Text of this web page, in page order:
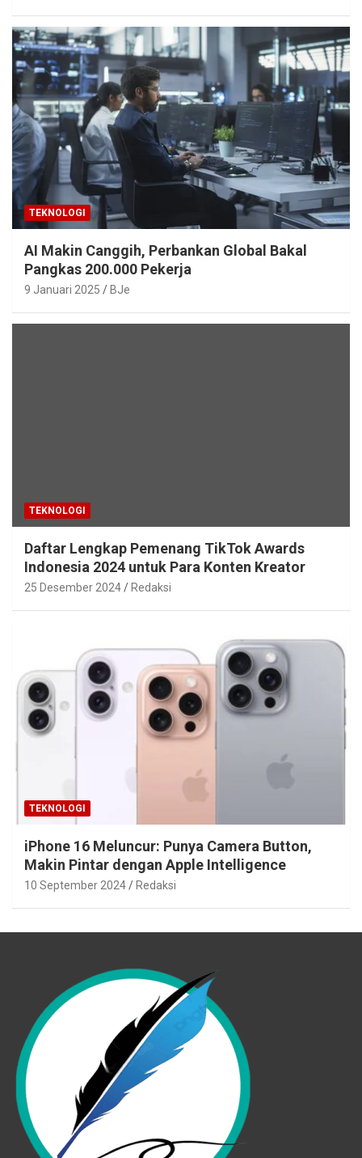
TEKNOLOGI
AI Makin Canggih, Perbankan Global Bakal
Pangkas 200.000 Pekerja
9 Januari 2025 BJe
TEKNOLOGI
Daftar Lengkap Pemenang TikTok Awards
Indonesia 2024 untuk Para Konten Kreator
25 Desember 2024 Redaksi
TEKNOLOGI
iPhone 16 Meluncur: Punya Camera Button,
Makin Pintar dengan Apple Intelligence
10 September 2024 Redaksi